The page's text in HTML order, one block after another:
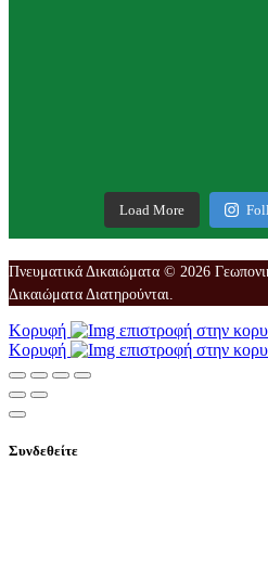
Load More
Πνευματικά Δικαιώματα © 2026
Δικαιώματα Διατηρούνται.
Κορυφή
Κορυφή
Συνδεθείτε